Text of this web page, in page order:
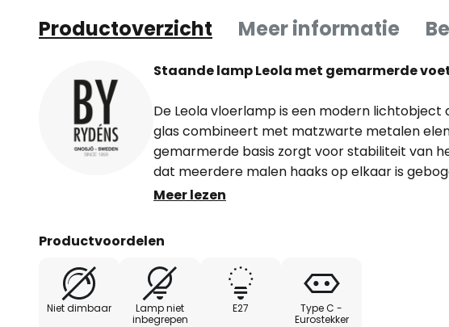
Productoverzicht Meer informatie
Staande lamp Leola met gemarmerde
De Leola vloerlamp is een modern lichtobject
glas combineert met matzwarte metalen
gemarmerde basis zorgt voor stabiliteit van
dat meerdere malen haaks op elkaar is
glazen kap in rokerig grijs blijft echter een
en maken van Leola een indrukwekkend
Een ideale extra verlichting, die een huiselijke
veel meubels past.
Meer lezen
Productvoordelen
Niet dimbaar
Lamp niet
inbegrepen
E27
Type C -
Eurostekker